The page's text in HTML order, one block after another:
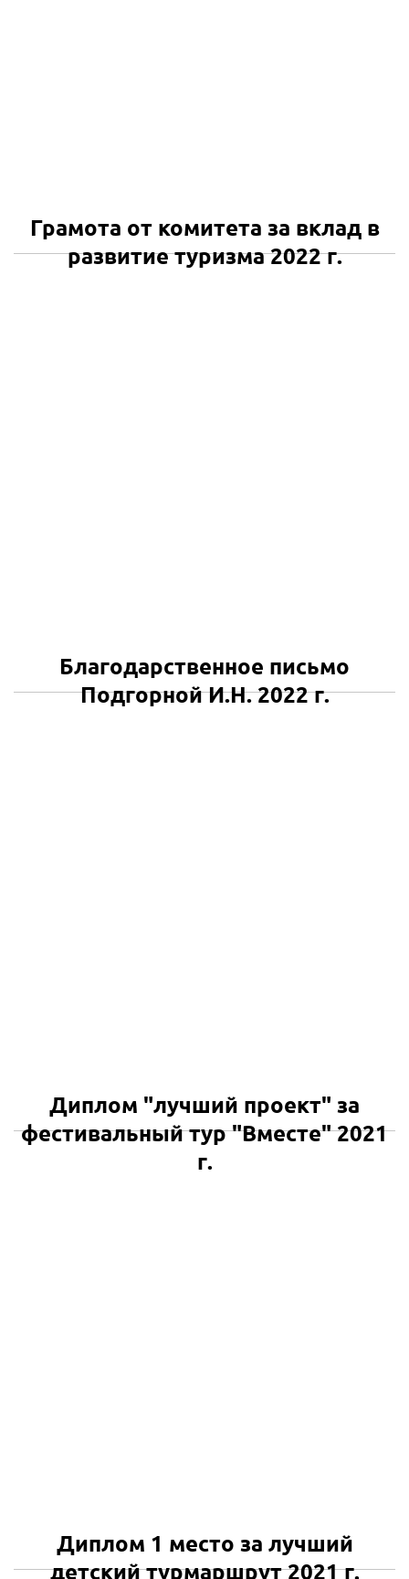
Грамота от комитета за вклад в
развитие туризма 2022 г.
Благодарственное письмо
Подгорной И.Н. 2022 г.
Диплом "лучший проект" за
фестивальный тур "Вместе" 2021
г.
Диплом 1 место за лучший
детский турмаршрут 2021 г.